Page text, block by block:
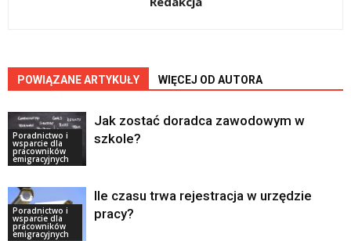
POWIĄZANE ARTYKUŁY WIĘCEJ OD AUTORA
Poradnictwo i
wsparcie dla
pracowników
emigracyjnych
Jak zostać doradca zawodowym w
szkole?
Poradnictwo i
wsparcie dla
pracowników
emigracyjnych
Ile czasu trwa rejestracja w urzędzie
pracy?